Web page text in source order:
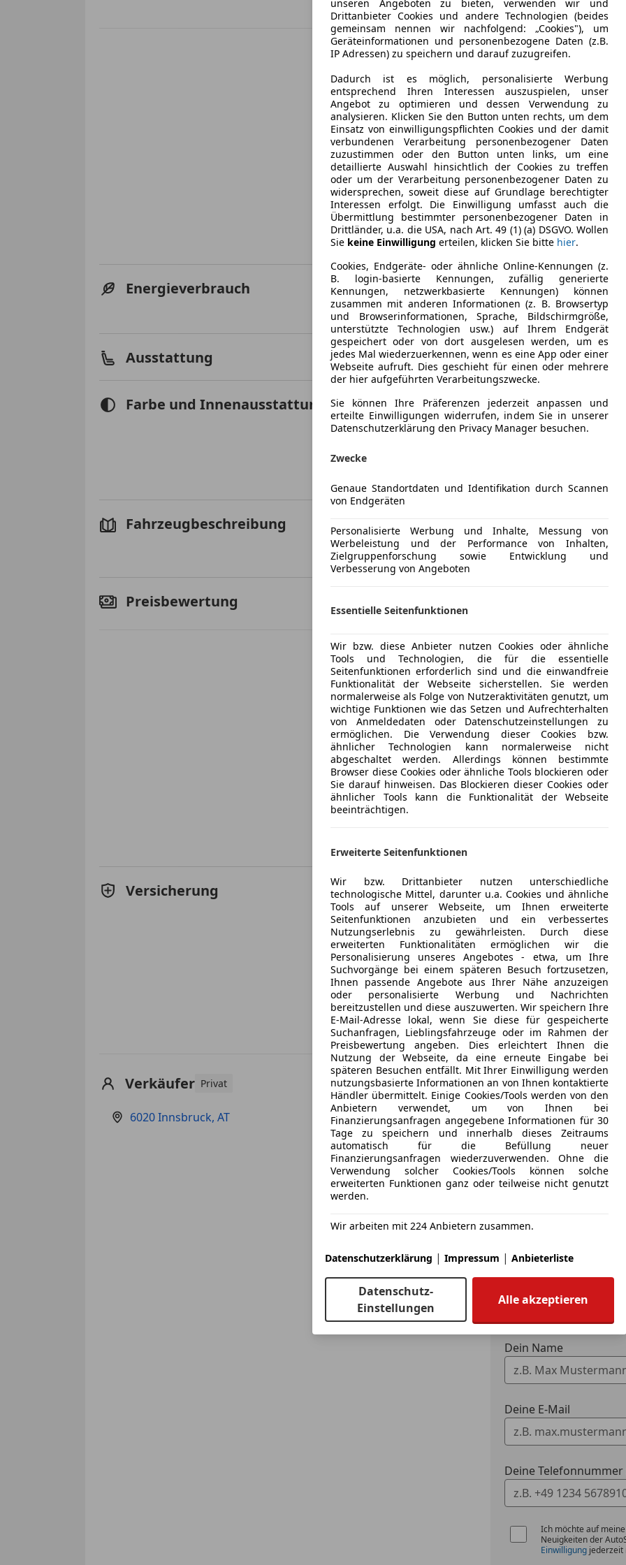
Energieverbrauch Schadstoffklasse
Euro 4
Kraftstoff
Benzin
Ausstattung Komfort
Armlehne
Elektrische
Tempomat
CD
DAB-Radio
Radio
USB
Sicherheit
ABS
Airbag
Alarmanlage
Kopfairbag
LED-
Extras
Alufelgen
Spoiler
Sportpaket
Sportsitze
Mehr anzeigen
Farbe und Innenausstattung Außenfarbe
Grau
Lackierung
Metallic
Farbe der Innenausstattung
Fahrzeugbeschreibung
Porsche 997 in Topzustand. Service gepflegt,
140.000 km (RSK Motorsport). Navigation neu -
Klappenauspuff neu, neue Fußmatten, kein
Preisbewertung Mehr anzeigen
Versicherung Kfz-Versicherung
Versicherungsschutz an Ihre Bedürfnisse
Freischaden-Gutschein ab Stufe 0
Auto einfach online versichern & Rabatt holen
Jetzt berechnen
Verkäufer Privat
6020 Innsbruck, AT
Anbieter
Deine Nachricht
3 ähnliche
Ich erlaube den
zu kontaktieren.
Dein Name
Deine E-Mail
Deine
Ich möchte auf
Neuigkeiten der
Einwilligung jederzeit
unseren Angeboten zu bieten, verwenden wir und
Drittanbieter Cookies und andere Technologien (beides
gemeinsam nennen wir nachfolgend: „Cookies"), um
Geräteinformationen und personenbezogene Daten (z.B.
IP Adressen) zu speichern und darauf zuzugreifen.
Dadurch ist es möglich, personalisierte Werbung
entsprechend Ihren Interessen auszuspielen, unser
Angebot zu optimieren und dessen Verwendung zu
analysieren. Klicken Sie den Button unten rechts, um dem
Einsatz von einwilligungspflichten Cookies und der damit
verbundenen Verarbeitung personenbezogener Daten
zuzustimmen oder den Button unten links, um eine
detaillierte Auswahl hinsichtlich der Cookies zu treffen
oder um der Verarbeitung personenbezogener Daten zu
widersprechen, soweit diese auf Grundlage berechtigter
Interessen erfolgt. Die Einwilligung umfasst auch die
Übermittlung bestimmter personenbezogener Daten in
Drittländer, u.a. die USA, nach Art. 49 (1) (a) DSGVO. Wollen
Sie keine Einwilligung erteilen, klicken Sie bitte hier.
Cookies, Endgeräte- oder ähnliche Online-Kennungen (z.
B. login-basierte Kennungen, zufällig generierte
Kennungen, netzwerkbasierte Kennungen) können
zusammen mit anderen Informationen (z. B. Browsertyp
und Browserinformationen, Sprache, Bildschirmgröße,
unterstützte Technologien usw.) auf Ihrem Endgerät
gespeichert oder von dort ausgelesen werden, um es
jedes Mal wiederzuerkennen, wenn es eine App oder einer
Webseite aufruft. Dies geschieht für einen oder mehrere
der hier aufgeführten Verarbeitungszwecke.
Sie können Ihre Präferenzen jederzeit anpassen und
erteilte Einwilligungen widerrufen, indem Sie in unserer
Datenschutzerklärung den Privacy Manager besuchen.
Zwecke
Genaue Standortdaten und Identifikation durch Scannen
von Endgeräten
Personalisierte Werbung und Inhalte, Messung von
Werbeleistung und der Performance von Inhalten,
Zielgruppenforschung sowie Entwicklung und
Verbesserung von Angeboten
Essentielle Seitenfunktionen
Wir bzw. diese Anbieter nutzen Cookies oder ähnliche
Tools und Technologien, die für die essentielle
Seitenfunktionen erforderlich sind und die einwandfreie
Funktionalität der Webseite sicherstellen. Sie werden
normalerweise als Folge von Nutzeraktivitäten genutzt, um
wichtige Funktionen wie das Setzen und Aufrechterhalten
von Anmeldedaten oder Datenschutzeinstellungen zu
ermöglichen. Die Verwendung dieser Cookies bzw.
ähnlicher Technologien kann normalerweise nicht
abgeschaltet werden. Allerdings können bestimmte
Browser diese Cookies oder ähnliche Tools blockieren oder
Sie darauf hinweisen. Das Blockieren dieser Cookies oder
ähnlicher Tools kann die Funktionalität der Webseite
beeinträchtigen.
Erweiterte Seitenfunktionen
Wir bzw. Drittanbieter nutzen unterschiedliche
technologische Mittel, darunter u.a. Cookies und ähnliche
Tools auf unserer Webseite, um Ihnen erweiterte
Seitenfunktionen anzubieten und ein verbessertes
Nutzungserlebnis zu gewährleisten. Durch diese
erweiterten Funktionalitäten ermöglichen wir die
Personalisierung unseres Angebotes - etwa, um Ihre
Suchvorgänge bei einem späteren Besuch fortzusetzen,
Ihnen passende Angebote aus Ihrer Nähe anzuzeigen
oder personalisierte Werbung und Nachrichten
bereitzustellen und diese auszuwerten. Wir speichern Ihre
E-Mail-Adresse lokal, wenn Sie diese für gespeicherte
Suchanfragen, Lieblingsfahrzeuge oder im Rahmen der
Preisbewertung angeben. Dies erleichtert Ihnen die
Nutzung der Webseite, da eine erneute Eingabe bei
späteren Besuchen entfällt. Mit Ihrer Einwilligung werden
nutzungsbasierte Informationen an von Ihnen kontaktierte
Händler übermittelt. Einige Cookies/Tools werden von den
Anbietern verwendet, um von Ihnen bei
Finanzierungsanfragen angegebene Informationen für 30
Tage zu speichern und innerhalb dieses Zeitraums
automatisch für die Befüllung neuer
Finanzierungsanfragen wiederzuverwenden. Ohne die
Verwendung solcher Cookies/Tools können solche
erweiterten Funktionen ganz oder teilweise nicht genutzt
werden.
Wir arbeiten mit 224 Anbietern zusammen.
Datenschutzerklärung | Impressum | Anbieterliste
Datenschutz-
Einstellungen
Alle akzeptieren